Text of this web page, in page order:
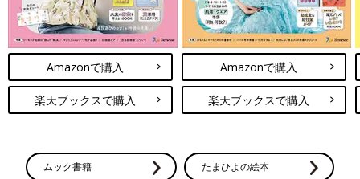
Amazonで購入
楽天ブックスで購入
Amazonで購入
楽天ブックスで購入
ムック書籍 たまひよの絵本